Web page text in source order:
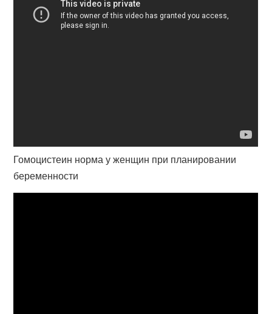
Гомоцистеин норма у женщин при планировании
беременности